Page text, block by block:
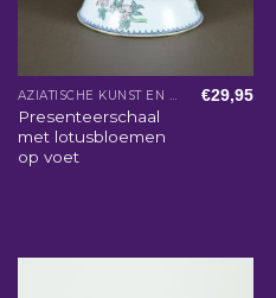
AZIATISCHE KUNST EN WOONACCESSOIRES
Presenteerschaal
met lotusbloemen
op voet
€29,95